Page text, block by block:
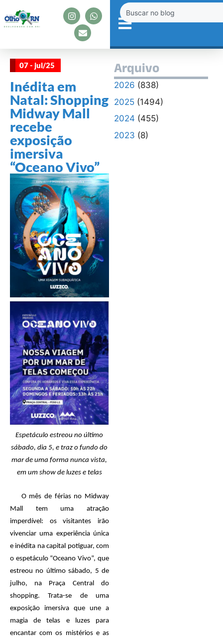
07 - jul/25
Inédita em
Natal: Shopping
Midway Mall
recebe
exposição
imersiva
“Oceano Vivo”
Espetáculo estreou no último
sábado, dia 5, e traz o fundo do
mar de uma forma nunca vista,
em um show de luzes e telas
O mês de férias no Midway
Mall tem uma atração
imperdível:
os visitantes irão
vivenciar uma experiência única
e inédita na capital potiguar, com
o espetáculo “Oceano Vivo”, que
estreou no último sábado, 5 de
julho, na Praça Central do
shopping. Trata-se de uma
exposição imersiva que une a
magia de telas e luzes para
encantar com os mistérios e as
Arquivo
2026 (838)
2025(1494)
2024 (455)
2023 (8)